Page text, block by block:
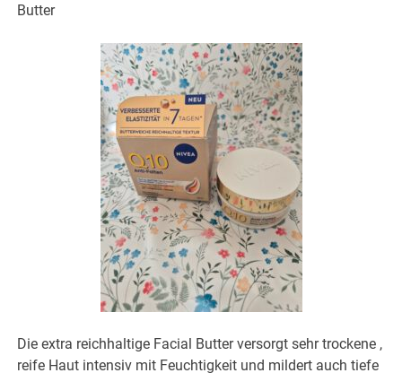
Butter
Die extra reichhaltige Facial Butter versorgt sehr trockene ,
reife Haut intensiv mit Feuchtigkeit und mildert auch tiefe